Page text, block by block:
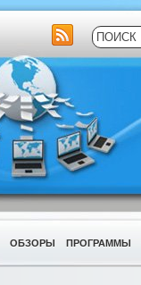
ОБЗОРЫ ПРОГРАММЫ